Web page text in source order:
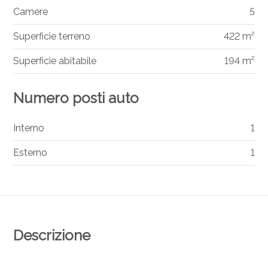
Descrizione
Camere 5
Superficie terreno 422 m²
Superficie abitabile 194 m²
Numero posti auto
Interno 1
Esterno 1